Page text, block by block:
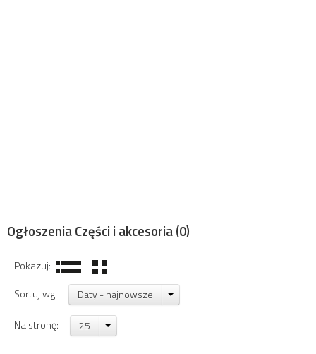
Ogłoszenia Części i akcesoria(0)
Pokazuj:
Sortuj wg:
Daty - najnowsze
Na stronę: 25